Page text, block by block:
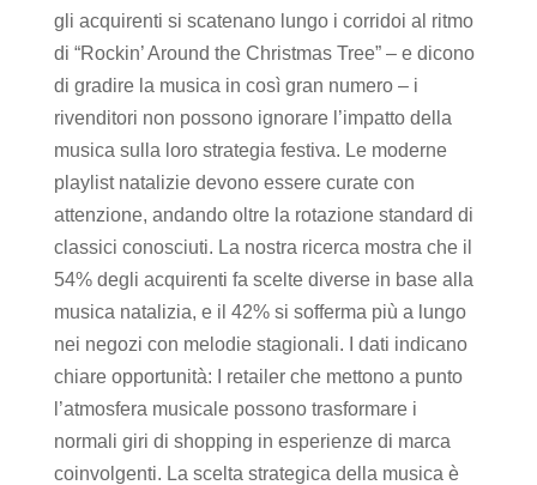
gli acquirenti si scatenano lungo i corridoi al ritmo
di “Rockin’ Around the Christmas Tree” – e dicono
di gradire la musica in così gran numero – i
rivenditori non possono ignorare l’impatto della
musica sulla loro strategia festiva. Le moderne
playlist natalizie devono essere curate con
attenzione, andando oltre la rotazione standard di
classici conosciuti. La nostra ricerca mostra che il
54% degli acquirenti fa scelte diverse in base alla
musica natalizia, e il 42% si sofferma più a lungo
nei negozi con melodie stagionali. I dati indicano
chiare opportunità: I retailer che mettono a punto
l’atmosfera musicale possono trasformare i
normali giri di shopping in esperienze di marca
coinvolgenti. La scelta strategica della musica è